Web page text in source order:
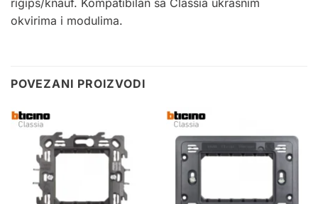
okvirima i modulima.
POVEZANI PROIZVODI